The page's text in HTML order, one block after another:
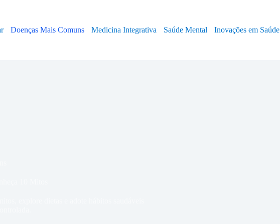
Doenças Mais Comuns Medicina Integrativa Saúde Mental Inovações em Saúde